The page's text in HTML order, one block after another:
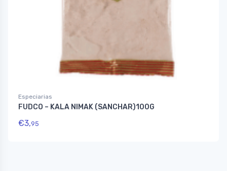
Especiarias
FUDCO – KALA NIMAK (SANCHAR)100G
€3,95